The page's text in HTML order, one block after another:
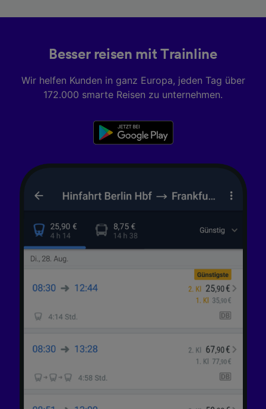
Besser reisen mit Trainline
Wir helfen Kunden in ganz Europa, jeden Tag über
172.000 smarte Reisen zu unternehmen.